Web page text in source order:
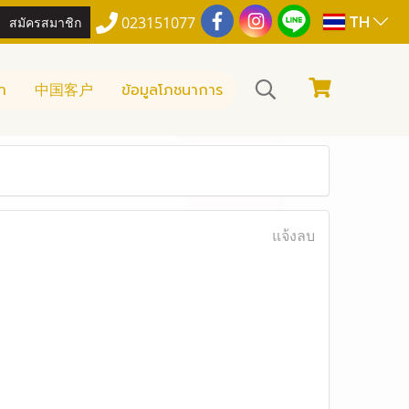
สมัครสมาชิก 023151077 TH
中国客户 ข้อมูลโภชนาการ
แจ้งลบ